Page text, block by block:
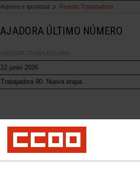
e Igualdad Revista Trabajadora
ÚLTIMO NÚMERO
REVISTA TRABAJADORA.
22 junio 2026
Trabajadora 90. Nueva etapa.
RESTO DE NÚMEROS